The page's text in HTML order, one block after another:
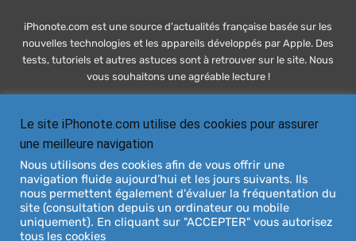
iPhonote.com est une source d'actualités française basée sur les
nouvelles technologies et les appareils développés par Apple. Des
tests, tutoriels et autres astuces sont à retrouver sur le site. Nous
vous souhaitons une agréable lecture !
Le site iPhonote.com utilise des cookies pour assurer
une meilleure navigation
Nous utilisons des cookies afin de vous offrir une
navigation fluide aujourd’hui et les jours suivants. Ils
nous permettent également d'évaluer la fréquentation du
site (consultation depuis un ordinateur ou mobile
uniquement). En cliquant sur "ACCEPTER" vous autorisez
tous les cookies